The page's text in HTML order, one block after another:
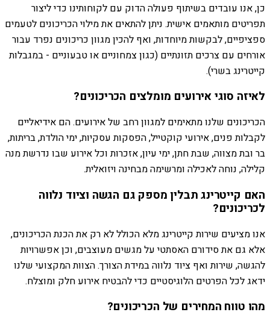
כן, אנו עובדים בשיתוף פעולה הדוק עם לקוחותינו כדי ליצור
תפריטים מותאמים אישית. ניתן להתאים את מילוי הכריכונים לטעמים
ספציפיים, לבקשות מיוחדות, ואף להכין מגוון כריכונים נפרד עבור
אורחים עם צרכים תזונתיים (כגון צמחוניים או טבעוניים - במגבלות
קייטרינג בשרי).
לאיזה סוגי אירועים מומלצים הכריכונים?
הכריכונים שלנו מתאימים למגוון רחב של אירועים. הם אידיאליים
לקבלות פנים, אירועי קוקטייל, הפסקות עסקיות, ימי הולדת, בריתות,
בר ובת מצווה, שבת חתן, ימי עיון, אזכרות וכל אירוע שבו נדרשת מנה
קלילה, נוחה לאכילה ומרשימה מבחינה ויזואלית.
האם קייטרינג תבלין מספק גם הגשה וציוד נלווה
לכריכונים?
אנו מציעים שירות קייטרינג מלא הכולל לא רק את הכנת הכריכונים,
אלא גם את סידורם האסתטי על מגשים מעוצבים, וכן אפשרויות
להגשה, שירות ואף ציוד נלווה במידת הצורך. הצוות המקצועי שלנו
ידאג לכל הפרטים הלוגיסטיים כדי להבטיח אירוע חלק ומוצלח.
מהו טווח המחירים של הכריכונים?